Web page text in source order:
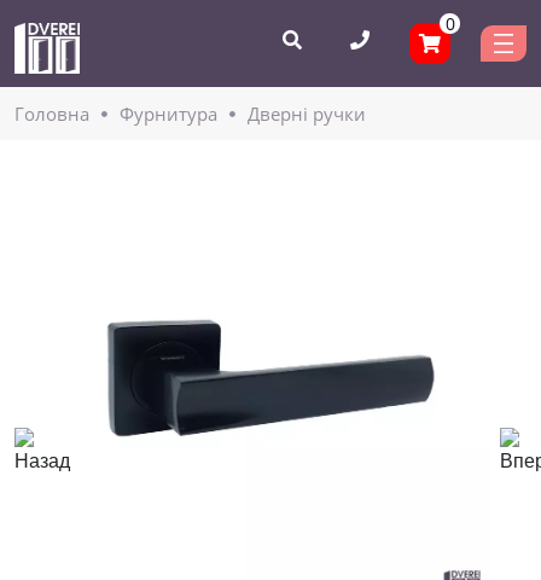
0
Головнa Фурнитура Дверні ручки